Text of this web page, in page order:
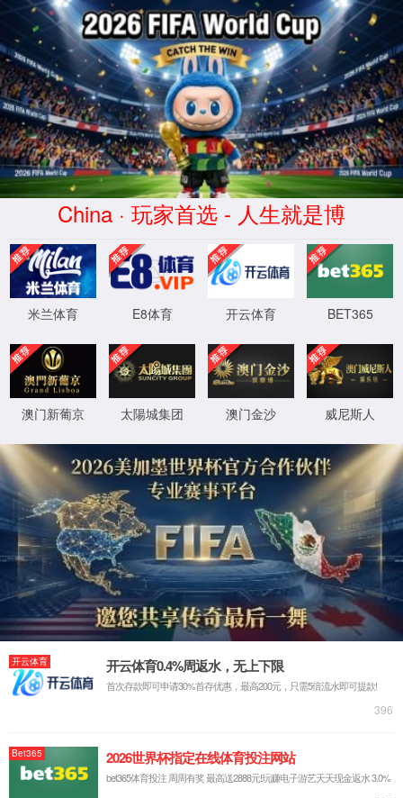
中国·太阳集团tyc539(有限公司)官方网站